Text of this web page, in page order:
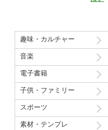
価格の安い順
月間ランキング
趣味・カルチャー
音楽
電子書籍
子供・ファミリー
スポーツ
素材・テンプレ